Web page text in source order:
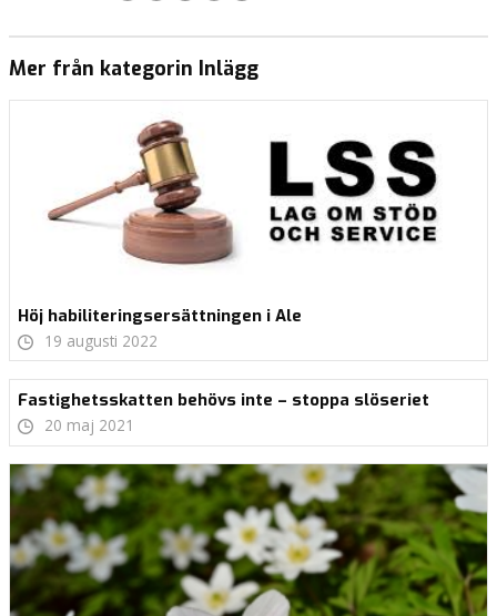
Mer från kategorin Inlägg
Höj habiliteringsersättningen i Ale
19 augusti 2022
Fastighetsskatten behövs inte – stoppa slöseriet
20 maj 2021